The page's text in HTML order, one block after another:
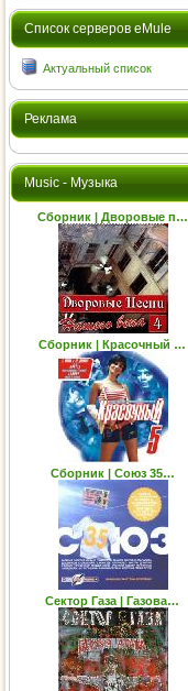
Cписок серверов eMule
Актуальный список
Реклама
Music - Музыка
Сборник | Дворовые п…
Сборник | Красочный …
Сборник | Союз 35…
Сектор Газа | Газова…